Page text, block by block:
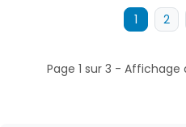
1 2
Page 1 sur 3 - Affichage